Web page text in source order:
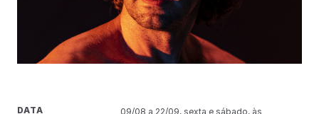
DATA
09/08 a 22/09, sexta e sábado, às